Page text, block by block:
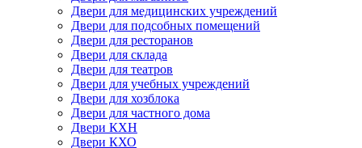
Двери для медицинских учреждений
Двери для подсобных помещений
Двери для ресторанов
Двери для склада
Двери для театров
Двери для учебных учреждений
Двери для хозблока
Двери для частного дома
Двери КХН
Двери КХО